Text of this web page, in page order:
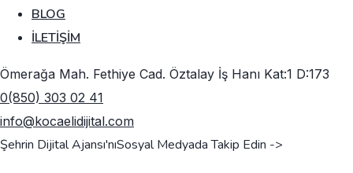
BLOG
İLETIŞIM
Ömerağa Mah. Fethiye Cad. Öztalay İş Hanı Kat:1 D:173
0(850) 303 02 41
info@kocaelidijital.com
Şehrin Dijital Ajansı'nıSosyal Medyada Takip Edin ->